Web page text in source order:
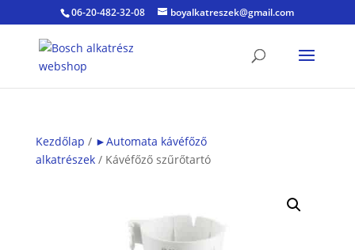
06-20-482-32-08 boyalkatreszek@gmail.com
Kezdőlap / ►Automata kávéfőző
alkatrészek/ Kávéfőző szűrőtartó